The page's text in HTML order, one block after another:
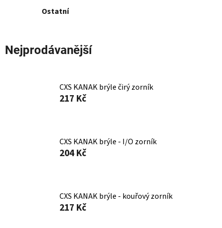
Ostatní
Nejprodávanější
CXS KANAK brýle čirý zorník
217 Kč
CXS KANAK brýle - I/O zorník
204 Kč
CXS KANAK brýle - kouřový zorník
217 Kč